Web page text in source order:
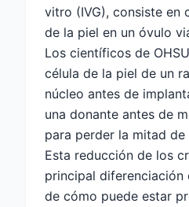
vitro (IVG), consiste en
de la piel en un óvulo
Los científicos de
célula de la piel de un
núcleo antes de
una donante antes de
para perder la mitad
Esta reducción de los
principal diferenciación
de cómo puede estar